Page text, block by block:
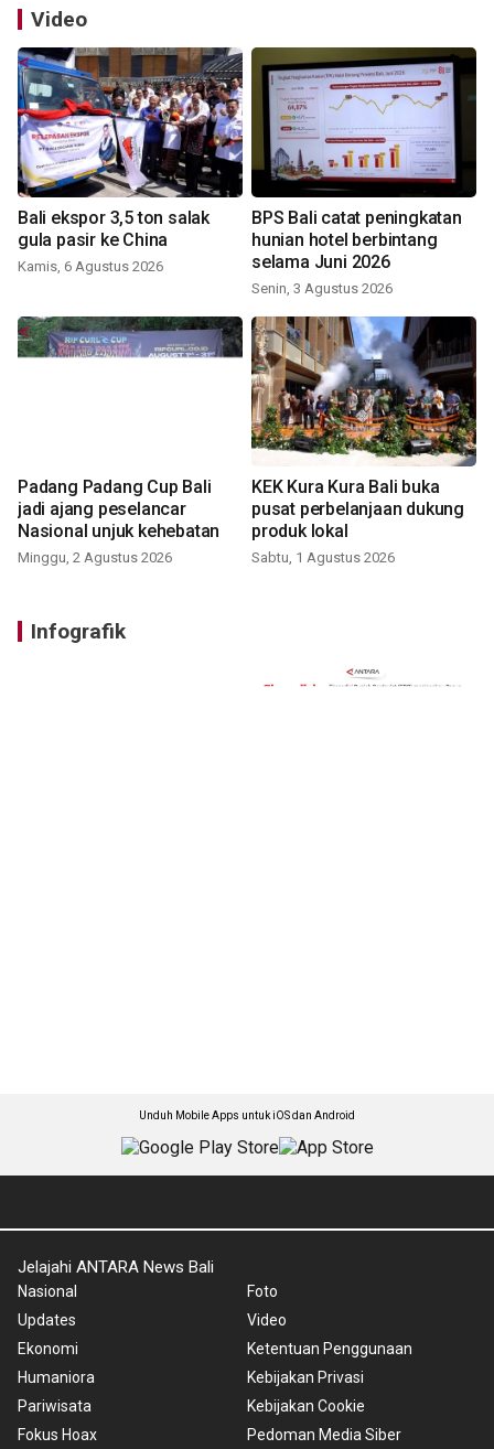
Video
Bali ekspor 3,5 ton salak
gula pasir ke China
Kamis, 6 Agustus 2026
BPS Bali catat peningkatan
hunian hotel berbintang
selama Juni 2026
Senin, 3 Agustus 2026
Padang Padang Cup Bali
jadi ajang peselancar
Nasional unjuk kehebatan
Minggu, 2 Agustus 2026
KEK Kura Kura Bali buka
pusat perbelanjaan dukung
produk lokal
Sabtu, 1 Agustus 2026
Infografik
Unduh Mobile Apps untuk iOS dan Android
Jelajahi ANTARA News Bali
Nasional
Updates
Ekonomi
Humaniora
Pariwisata
Fokus Hoax
Foto
Video
Ketentuan Penggunaan
Kebijakan Privasi
Kebijakan Cookie
Pedoman Media Siber